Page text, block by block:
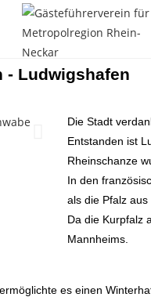
- Ludwigshafen
Die Stadt
Entstanden ist
Rheinschanze
In den
als die Pfalz
Da die Kurpfalz
Mannheims.
es einen